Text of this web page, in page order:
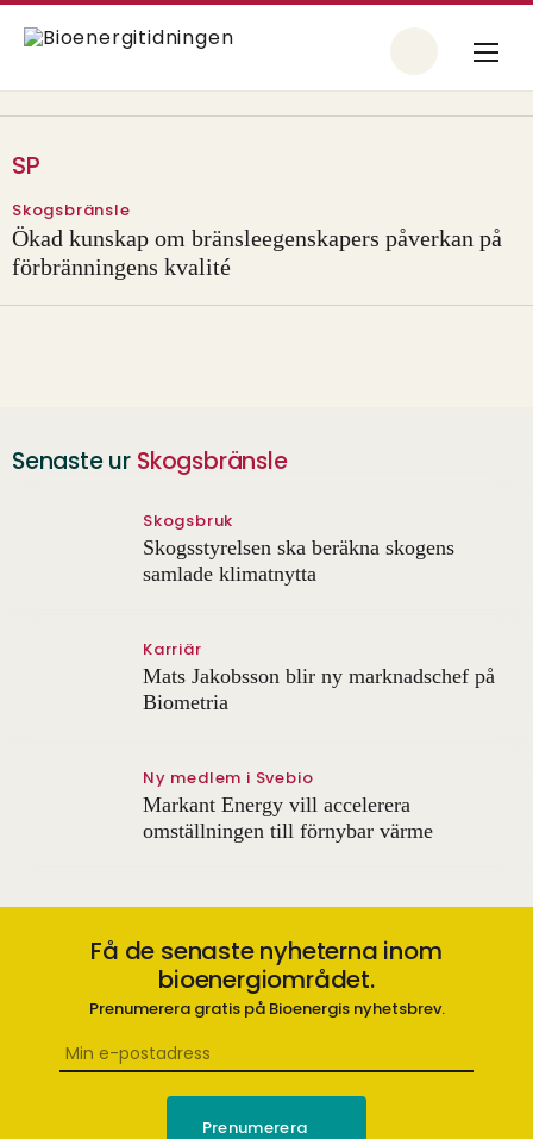
SP
Skogsbränsle
Ökad kunskap om bränsleegenskapers påverkan på
förbränningens kvalité
Senaste ur Skogsbränsle
Skogsbruk
Skogsstyrelsen ska beräkna skogens
samlade klimatnytta
Karriär
Mats Jakobsson blir ny marknadschef på
Biometria
Ny medlem i Svebio
Markant Energy vill accelerera
omställningen till förnybar värme
Få de senaste nyheterna inom
bioenergiområdet.
Prenumerera gratis på Bioenergis nyhetsbrev.